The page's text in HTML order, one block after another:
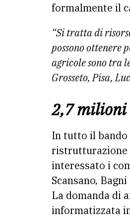
formalmente il
“Si tratta di
possono
agricole sono tra
Grosseto, Pisa,
2,7 milioni
In tutto il bando
ristrutturazione
interessato i
Scansano,
La domanda di
informatizzata